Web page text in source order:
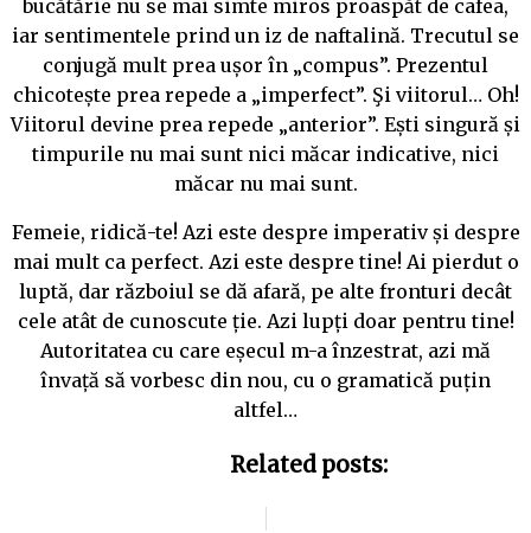
bucătărie nu se mai simte miros proaspăt de cafea,
iar sentimentele prind un iz de naftalină. Trecutul se
conjugă mult prea ușor în „compus”. Prezentul
chicotește prea repede a „imperfect”. Şi viitorul… Oh!
Viitorul devine prea repede „anterior”. Ești singură și
timpurile nu mai sunt nici măcar indicative, nici
măcar nu mai sunt.
Femeie, ridică-te! Azi este despre imperativ și despre
mai mult ca perfect. Azi este despre tine! Ai pierdut o
luptă, dar războiul se dă afară, pe alte fronturi decât
cele atât de cunoscute ție. Azi lupți doar pentru tine!
Autoritatea cu care eșecul m-a înzestrat, azi mă
învață să vorbesc din nou, cu o gramatică puțin
altfel…
Related posts: